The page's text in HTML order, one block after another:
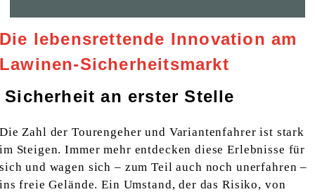
Die lebensrettende Innovation am
Lawinen-Sicherheitsmarkt
Sicherheit an erster Stelle
Die Zahl der Tourengeher und Variantenfahrer ist stark
im Steigen. Immer mehr entdecken diese Erlebnisse für
sich und wagen sich – zum Teil auch noch unerfahren –
ins freie Gelände. Ein Umstand, der das Risiko, von